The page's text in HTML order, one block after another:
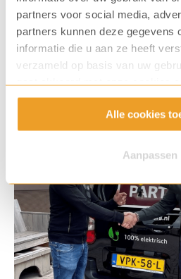
partners voor social media,
partners kunnen deze gegevens
informatie die u aan ze heeft
verzameld op basis van uw
gaat akkoord met onze cookies
gebruiken.
Alle cookies
Aanpassen